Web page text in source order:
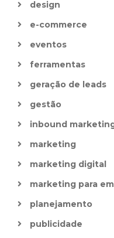
design
e-commerce
eventos
ferramentas
geração de leads
gestão
inbound
marketing
marketing digital
marketing para
planejamento
publicidade